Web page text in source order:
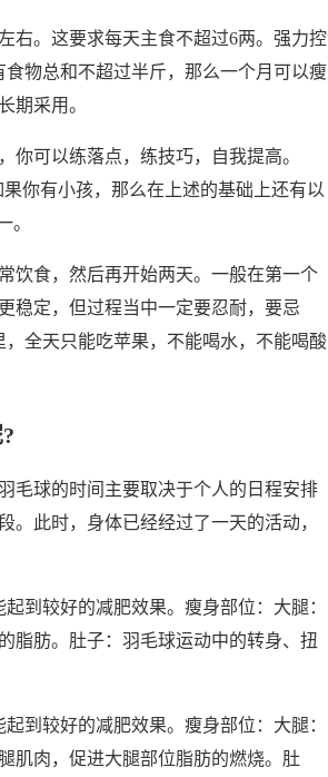
右。这要求每天主食不超过6两。强力控
物总和不超过半斤，那么一个月可以瘦
期采用。
可以练落点，练技巧，自我提高。
你有小孩，那么在上述的基础上还有以
。
饮食，然后再开始两天。一般在第一个
稳定，但过程当中一定要忍耐，要忌
全天只能吃苹果，不能喝水，不能喝酸
毛球的时间主要取决于个人的日程安排
此时，身体已经经过了一天的活动，
到较好的减肥效果。瘦身部位：大腿：
脂肪。肚子：羽毛球运动中的转身、扭
到较好的减肥效果。瘦身部位：大腿：
肌肉，促进大腿部位脂肪的燃烧。肚